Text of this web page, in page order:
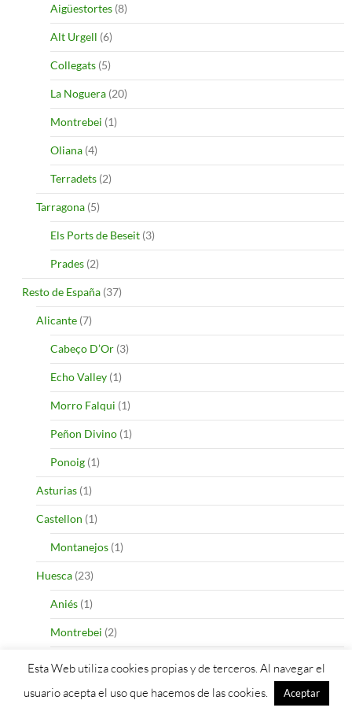
Aigüestortes (8)
Alt Urgell (6)
Collegats (5)
La Noguera (20)
Montrebei (1)
Oliana (4)
Terradets (2)
Tarragona (5)
Els Ports de Beseit (3)
Prades (2)
Resto de España (37)
Alicante (7)
Cabeço D’Or (3)
Echo Valley (1)
Morro Falqui (1)
Peñon Divino (1)
Ponoig (1)
Asturias (1)
Castellon (1)
Montanejos (1)
Huesca (23)
Aniés (1)
Montrebei (2)
Peña Montañesa
Riglos(7)
Esta Web utiliza cookies propias y de terceros. Al navegar el
usuario acepta el uso que hacemos de las cookies.
Aceptar